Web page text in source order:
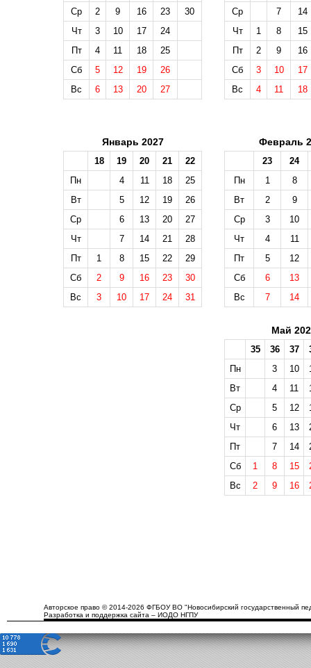
Ср
2 9 16 23
30
Чт
3 10 17
24
Пт
4 11 18
25
Сб
5 12 19
26
Вс
6 13 20 27
Ср
7
14
Чт
1 8
15
Пт
2 9
16
Сб
3 10
17
Вс
4 11 18
Январь 2027
18 19 20 21
22
Пн
4 11 18
25
Вт
5 12 19
26
Ср
6 13 20
27
Чт
7 14 21
28
Пт
1 8 15 22
29
Сб
2 9 16 23
30
Вс
3 10 17 24 31
Февраль
23
24
Пн
1
8
Вт
2
9
Ср
3
10
Чт
4
11
Пт
5
12
Сб
6
13
Вс
7 14
Май
35 36 37
Пн
3 10
Вт
4 11
Ср
5 12
Чт
6 13
Пт
7 14
Сб
1 8 15
Вс
2 9 16
Авторское право © 2014-2026 ФГБОУ ВО "Новосибирский государственный
Разработка и поддержка сайта – ИОДО НГПУ